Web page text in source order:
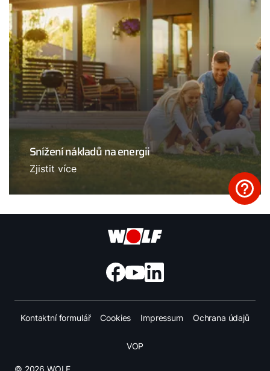
Snížení nákladů na energii
Zjistit více
Kontaktní formulář Cookies Impressum Ochrana údajů
VOP